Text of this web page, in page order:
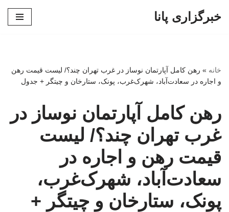
خبرگزاری پانا
خانه » رهن کامل آپارتمان نوساز در غرب تهران چند؟/ لیست قیمت رهن
و اجاره در سعادت‌آباد، شهرک‌غرب، پونک، ستارخان و چیتگر + جدول
رهن کامل آپارتمان نوساز در
غرب تهران چند؟/ لیست
قیمت رهن و اجاره در
سعادت‌آباد، شهرک‌غرب،
پونک، ستارخان و چیتگر +